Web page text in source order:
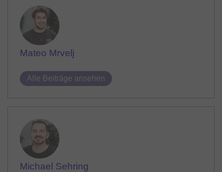
Mateo Mrvelj
Alle Beiträge ansehen
Michael Sehring